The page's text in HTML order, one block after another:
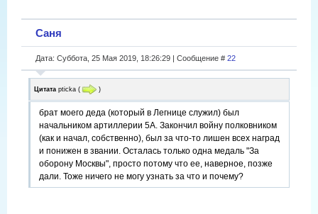
Саня
Дата: Суббота, 25 Мая 2019, 18:26:29 | Сообщение # 22
Цитата pticka ( )
брат моего деда (который в Легнице служил) был
начальником артиллерии 5А. Закончил войну полковником
(как и начал, собственно), был за что-то лишен всех наград
и понижен в звании. Осталась только одна медаль "За
оборону Москвы", просто потому что ее, наверное, позже
дали. Тоже ничего не могу узнать за что и почему?